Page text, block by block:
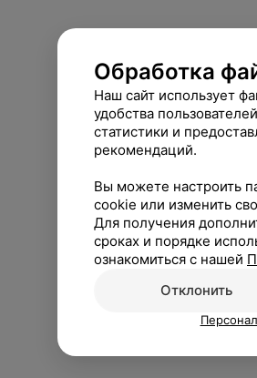
Обработка
Наш сайт использует
удобства
статистики и
рекомендаций.
Вы можете настроить
cookie или изменить
Для получения
сроках и порядке
ознакомиться с нашей
Отклонить